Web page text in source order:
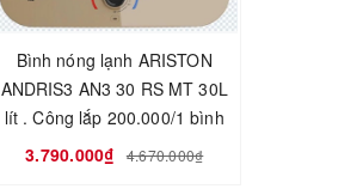
Bình nóng lạnh ARISTON
ANDRIS3 AN3 30 RS MT 30L
lít . Công lắp 200.000/1 bình
3.790.000₫
4.670.000₫